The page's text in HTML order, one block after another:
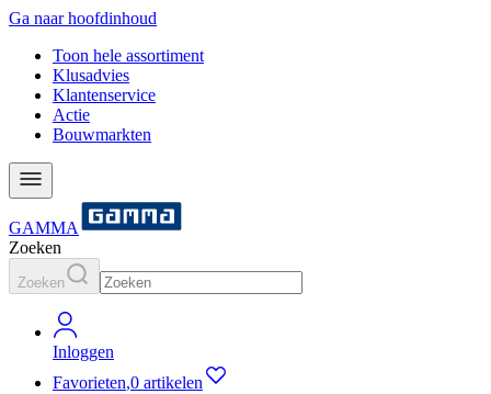
Ga naar hoofdinhoud
Toon hele assortiment
Klusadvies
Klantenservice
Actie
Bouwmarkten
GAMMA
Zoeken
Zoeken
Inloggen
Favorieten,0 artikelen